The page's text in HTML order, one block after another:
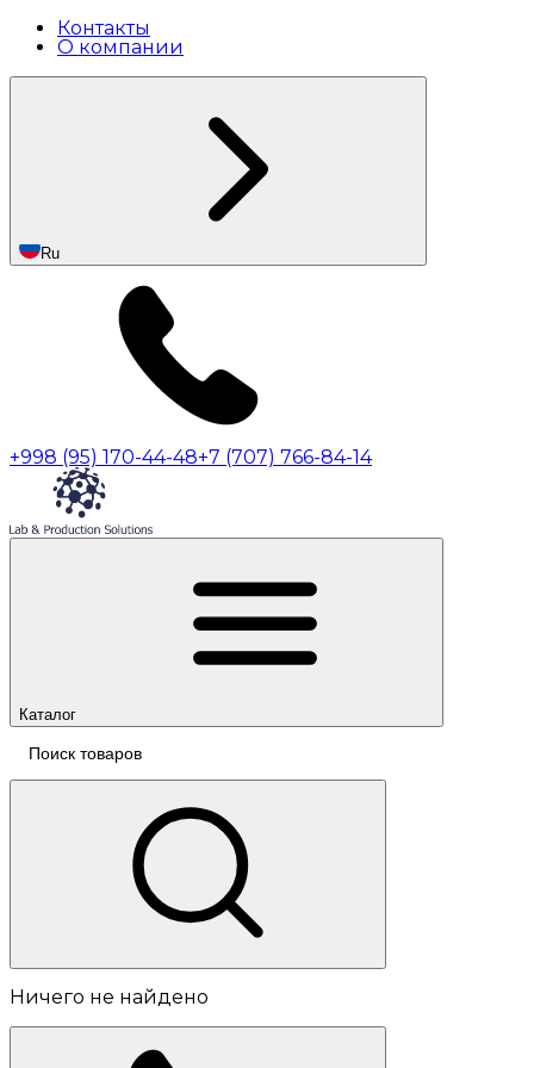
Контакты
О компании
Ru
+998 (95) 170-44-48+7 (707) 766-84-14
Каталог
Ничего не найдено